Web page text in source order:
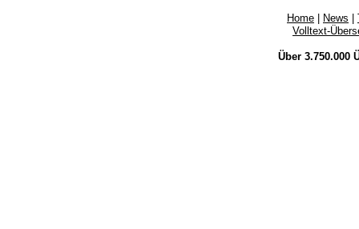
Home News
Volltext-
Über 3.750.000